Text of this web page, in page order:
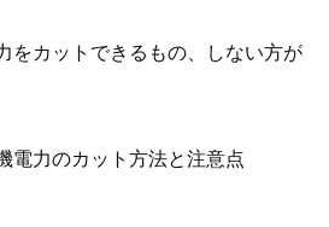
をカットできるもの、しない方が
電力のカット方法と注意点